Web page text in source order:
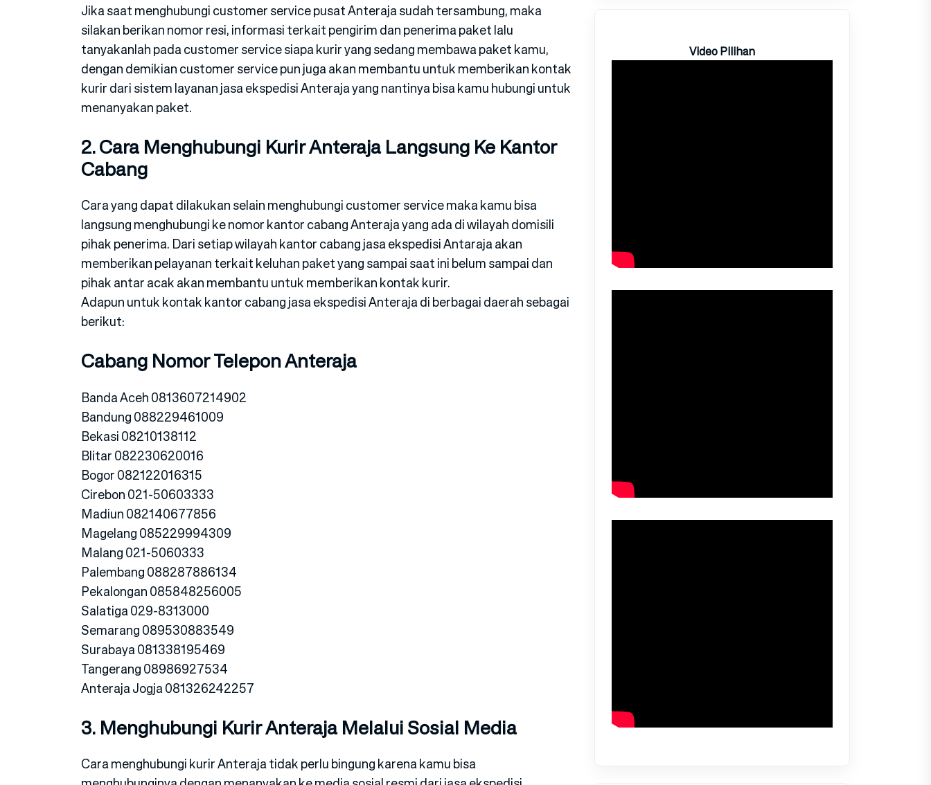
Jika saat menghubungi customer service pusat Anteraja sudah tersambung, maka
silakan berikan nomor resi, informasi terkait pengirim dan penerima paket lalu
tanyakanlah pada customer service siapa kurir yang sedang membawa paket kamu,
dengan demikian customer service pun juga akan membantu untuk memberikan kontak
kurir dari sistem layanan jasa ekspedisi Anteraja yang nantinya bisa kamu hubungi untuk
menanyakan paket.
2. Cara Menghubungi Kurir Anteraja Langsung Ke Kantor
Cabang
Cara yang dapat dilakukan selain menghubungi customer service maka kamu bisa
langsung menghubungi ke nomor kantor cabang Anteraja yang ada di wilayah domisili
pihak penerima. Dari setiap wilayah kantor cabang jasa ekspedisi Antaraja akan
memberikan pelayanan terkait keluhan paket yang sampai saat ini belum sampai dan
pihak antar acak akan membantu untuk memberikan kontak kurir.
Adapun untuk kontak kantor cabang jasa ekspedisi Anteraja di berbagai daerah sebagai
berikut:
Cabang Nomor Telepon Anteraja
Banda Aceh 0813607214902
Bandung 088229461009
Bekasi 08210138112
Blitar 082230620016
Bogor 082122016315
Cirebon 021-50603333
Madiun 082140677856
Magelang 085229994309
Malang 021-5060333
Palembang 088287886134
Pekalongan 085848256005
Salatiga 029-8313000
Semarang 089530883549
Surabaya 081338195469
Tangerang 08986927534
Anteraja Jogja 081326242257
3. Menghubungi Kurir Anteraja Melalui Sosial Media
Cara menghubungi kurir Anteraja tidak perlu bingung karena kamu bisa
Video Pilihan